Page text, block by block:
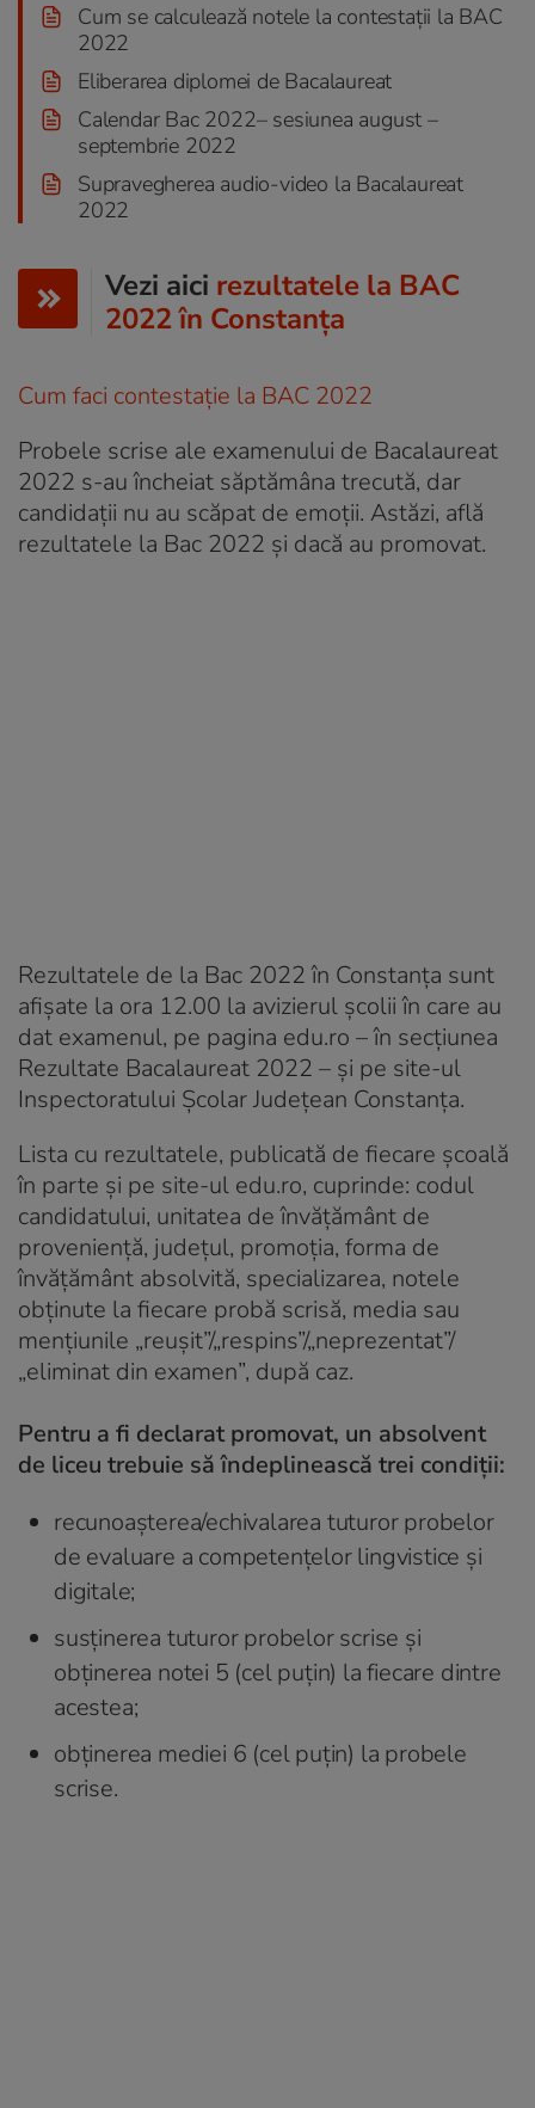
Cum se calculează notele la contestații la BAC
2022
Eliberarea diplomei de Bacalaureat
Calendar Bac 2022– sesiunea august –
septembrie 2022
Supravegherea audio-video la Bacalaureat
2022
Vezi aici rezultatele la BAC
2022 în Constanța
Cum faci contestație la BAC 2022
Probele scrise ale examenului de Bacalaureat
2022 s-au încheiat săptămâna trecută, dar
candidații nu au scăpat de emoții. Astăzi, află
rezultatele la Bac 2022 și dacă au promovat.
Rezultatele de la Bac 2022 în Constanța sunt
afișate la ora 12.00 la avizierul școlii în care au
dat examenul, pe pagina edu.ro – în secțiunea
Rezultate Bacalaureat 2022 – și pe site-ul
Inspectoratului Școlar Județean Constanța.
Lista cu rezultatele, publicată de fiecare școală
în parte și pe site-ul edu.ro, cuprinde: codul
candidatului, unitatea de învățământ de
proveniență, județul, promoția, forma de
învățământ absolvită, specializarea, notele
obținute la fiecare probă scrisă, media sau
mențiunile „reușit”/„respins”/„neprezentat”/
„eliminat din examen”, după caz.
Pentru a fi declarat promovat, un absolvent
de liceu trebuie să îndeplinească trei condiții:
recunoașterea/echivalarea tuturor probelor
de evaluare a competențelor lingvistice și
digitale;
susținerea tuturor probelor scrise și
obținerea notei 5 (cel puțin) la fiecare dintre
acestea;
obținerea mediei 6 (cel puțin) la probele
scrise.